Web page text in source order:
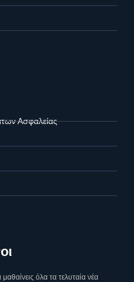
Ασφαλείας
όλα τα τελυταία νέα